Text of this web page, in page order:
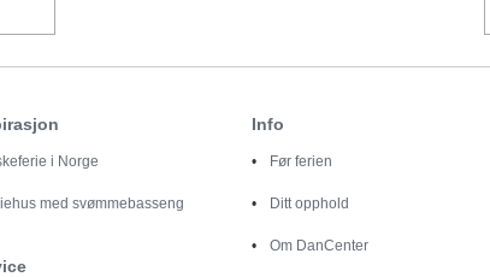
i Norge
med svømmebasseng
Info
Før ferien
Ditt opphold
Om DanCenter